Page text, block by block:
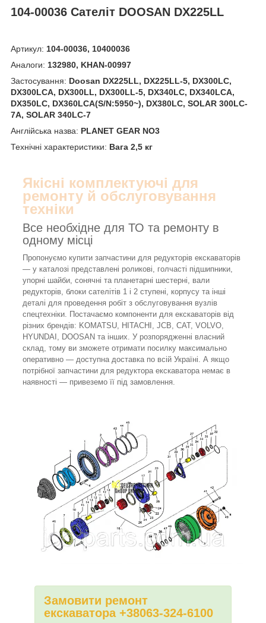
104-00036 Сателіт DOOSAN DX225LL
Артикул: 104-00036, 10400036
Аналоги: 132980, KHAN-00997
Застосування: Doosan DX225LL, DX225LL-5, DX300LC,
DX300LCA, DX300LL, DX300LL-5, DX340LC, DX340LCA,
DX350LC, DX360LCA(S/N:5950~), DX380LC, SOLAR 300LC-
7A, SOLAR 340LC-7
Англійська назва: PLANET GEAR NO3
Технічні характеристики: Вага 2,5 кг
Якісні комплектуючі для
ремонту й обслуговування
техніки
Все необхідне для ТО та ремонту в
одному місці
Пропонуємо купити запчастини для редукторів екскаваторів
— у каталозі представлені роликові, голчасті підшипники,
упорні шайби, сонячні та планетарні шестерні, вали
редукторів, блоки сателітів 1 і 2 ступені, корпусу та інші
деталі для проведення робіт з обслуговування вузлів
спецтехніки. Постачаємо компоненти для екскаваторів від
різних брендів: KOMATSU, HITACHI, JCB, CAT, VOLVO,
HYUNDAI, DOOSAN та інших. У розпорядженні власний
склад, тому ви зможете отримати посилку максимально
оперативно — доступна доставка по всій Україні. А якщо
потрібної запчастини для редуктора екскаватора немає в
наявності — привеземо її під замовлення.
Замовити ремонт
екскаватора +38063-324-6100